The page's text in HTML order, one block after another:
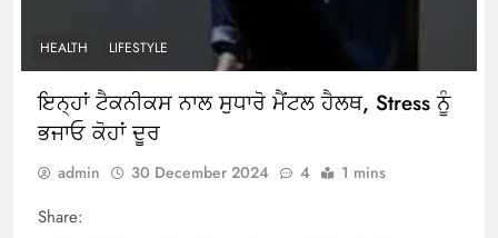
HEALTH LIFESTYLE
ਇਨ੍ਹਾਂ ਟੈਕਨੀਕਸ ਨਾਲ ਸੁਧਾਰੋ ਮੈਂਟਲ ਹੈਲਥ, Stress ਨੂੰ
ਭਜਾਓ ਕੋਹਾਂ ਦੂਰ
admin 30 December 2024 4 1 mins
Share: